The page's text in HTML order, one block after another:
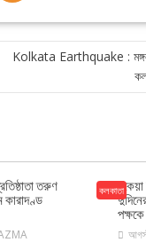
Kolkata Earthquake :
তরুণ কলকাতা